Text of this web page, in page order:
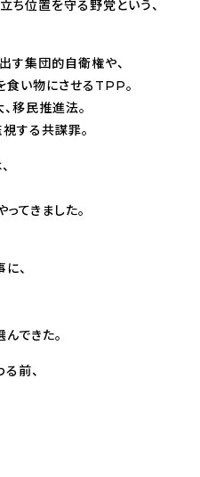
ち位置を守る野党という、
す集団的自衛権や、
い物にさせるTPP。
移民推進法。
する共謀罪。
てきました。
、
できた。
前、